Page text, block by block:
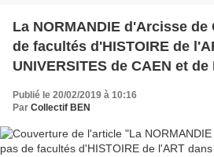
La NORMANDIE d'Arcisse
de facultés d'HISTOIRE de
UNIVERSITES de CAEN et de
Publié le 20/02/2019 à 10:16
Par Collectif BEN